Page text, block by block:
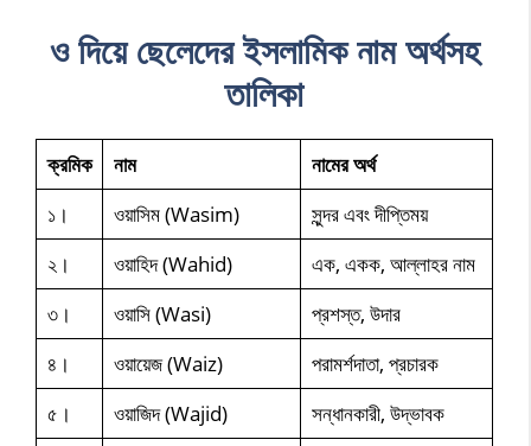
ও দিয়ে ছেলেদের ইসলামিক নাম অর্থসহ
তালিকা
ক্রমিক নাম
নামের অর্থ
১।
ওয়াসিম (Wasim)
সুন্দর এবং দীপ্তিময়
২।
ওয়াহিদ (Wahid)
এক, একক, আল্লাহর নাম
৩।
ওয়াসি (Wasi)
প্রশস্ত, উদার
৪।
ওয়ায়েজ (Waiz)
পরামর্শদাতা, প্রচারক
৫।
ওয়াজিদ (Wajid)
সন্ধানকারী, উদ্ভাবক